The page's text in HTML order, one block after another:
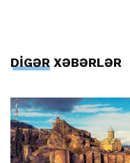
DİGƏR XƏBƏRLƏR